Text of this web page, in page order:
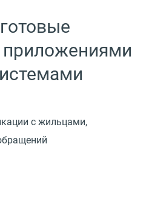
приложениями
с жильцами,